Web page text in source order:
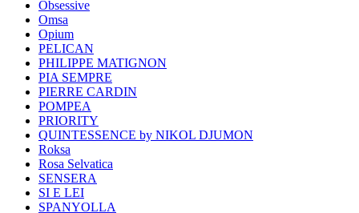
Obsessive
Omsa
Opium
PELICAN
PHILIPPE MATIGNON
PIA SEMPRE
PIERRE CARDIN
POMPEA
PRIORITY
QUINTESSENCE by NIKOL DJUMON
Roksa
Rosa Selvatica
SENSERA
SI E LEI
SPANYOLLA